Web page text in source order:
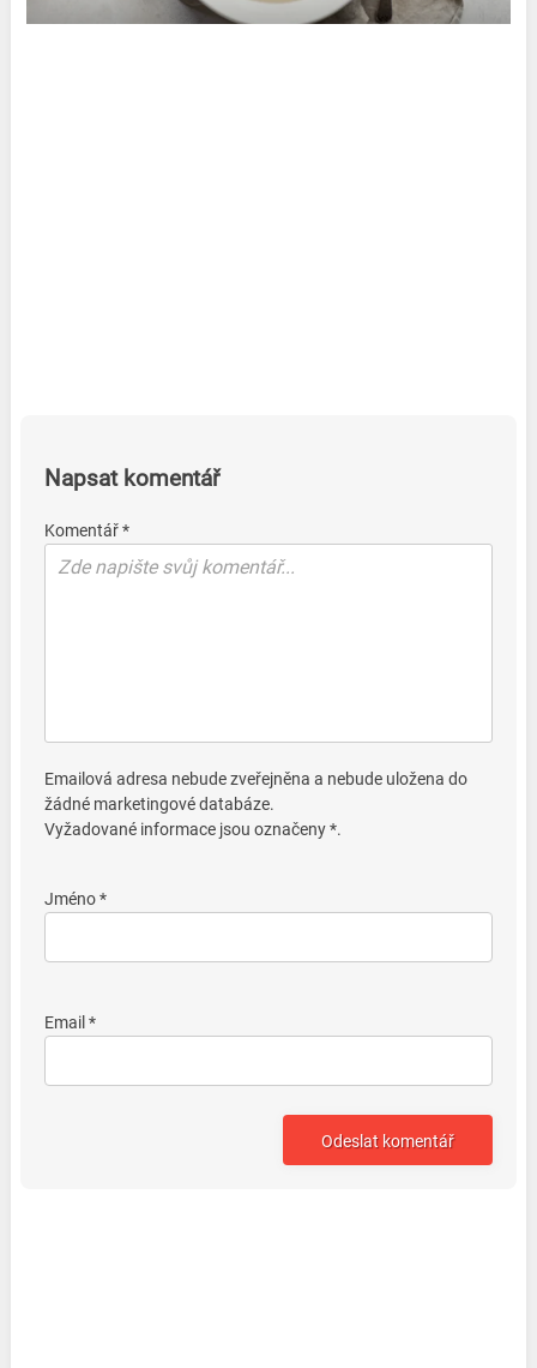
Napsat komentář
Komentář *
Emailová adresa nebude zveřejněna a nebude uložena do
žádné marketingové databáze.
Vyžadované informace jsou označeny *.
Jméno *
Email *